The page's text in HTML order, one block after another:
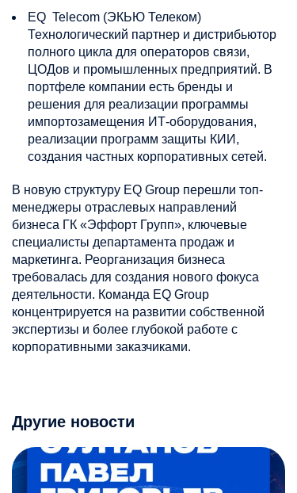
EQ Telecom (ЭКЬЮ Телеком)
Технологический партнер и дистрибьютор
полного цикла для операторов связи,
ЦОДов и промышленных предприятий. В
портфеле компании есть бренды и
решения для реализации программы
импортозамещения ИТ-оборудования,
реализации программ защиты КИИ,
создания частных корпоративных сетей.
В новую структуру EQ Group перешли топ-
менеджеры отраслевых направлений
бизнеса ГК «Эффорт Групп», ключевые
специалисты департамента продаж и
маркетинга. Реорганизация бизнеса
требовалась для создания нового фокуса
деятельности. Команда EQ Group
концентрируется на развитии собственной
экспертизы и более глубокой работе с
корпоративными заказчиками.
Другие новости